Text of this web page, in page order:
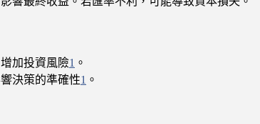
加投資風險1 。
決策的準確性1 。